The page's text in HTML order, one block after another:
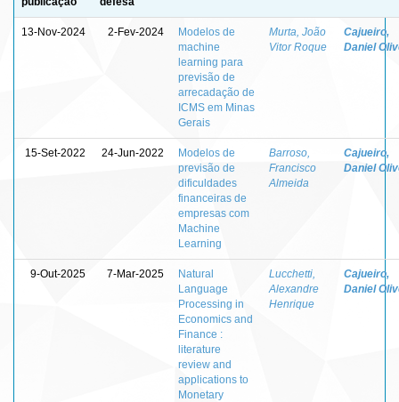
13-Nov-2024 2-Fev-2024
Modelos de
machine
learning para
previsão de
arrecadação de
ICMS em Minas
Gerais
Murta, João
Vitor Roque
Cajueiro,
Daniel
15-Set-2022 24-Jun-2022
Modelos de
previsão de
dificuldades
financeiras de
empresas com
Machine
Learning
Barroso,
Francisco
Almeida
Cajueiro,
Daniel
9-Out-2025 7-Mar-2025
Natural
Language
Processing in
Economics and
Finance :
literature
review and
applications to
Monetary
Lucchetti,
Alexandre
Henrique
Cajueiro,
Daniel